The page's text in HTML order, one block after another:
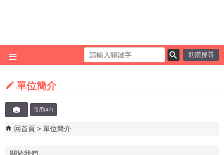
進階搜尋
單位簡介
引用(47)
回首頁 單位簡介